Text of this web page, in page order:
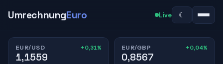
UmrechnungEuro Live ☾
EUR/USD +0,31%
1,1559
EUR/GBP +0,04%
0,8567